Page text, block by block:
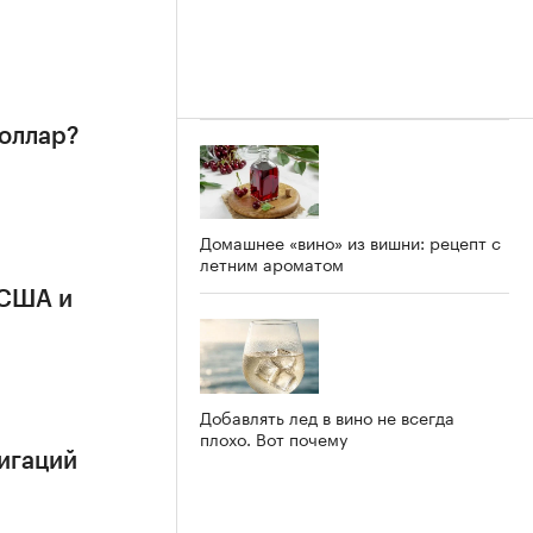
и
Домашнее «вино» из вишни: рецепт с
летним ароматом
Добавлять лед в вино не всегда
плохо. Вот почему